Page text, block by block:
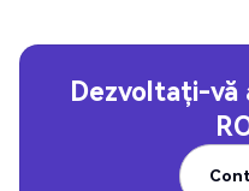
Dezvoltați-vă